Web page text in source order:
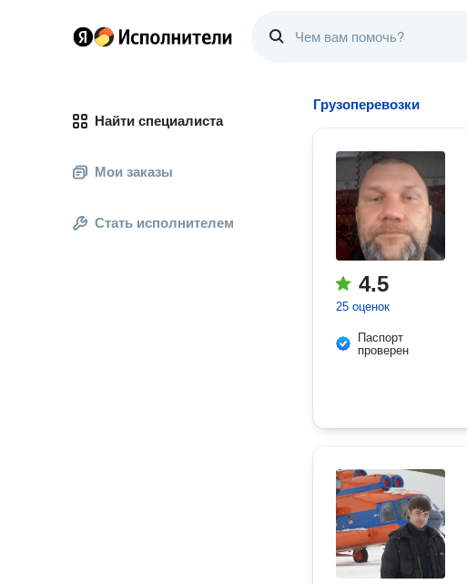
Найти специалиста
Мои заказы
Стать исполнителем
Грузоперевозки
4.5
25 оценок
Паспорт
проверен